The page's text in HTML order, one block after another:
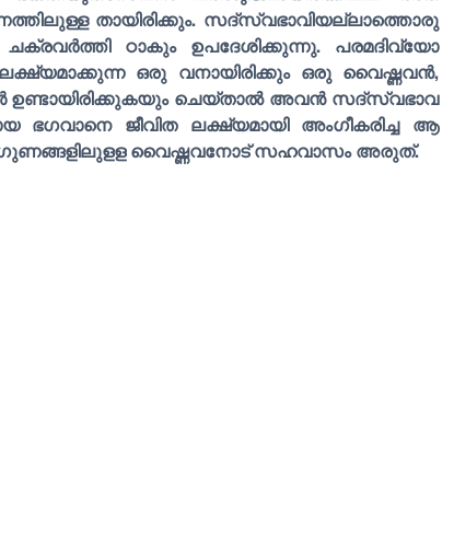
തായിരിക്കും. സദ്സ്വഭാവിയല്ലാത്തൊരു
ഠാകും ഉപദേശിക്കുന്നു. പരമദിവ്യോ
ഒരു വനായിരിക്കും ഒരു വൈഷ്ണവൻ,
ഉണ്ടായിരിക്കുകയും ചെയ്താൽ അവൻ സദ്സ്വഭാവ
ഭഗവാനെ ജീവിത ലക്ഷ്യമായി അംഗീകരിച്ച ആ
ഗുണങ്ങളിലുളള വൈഷ്ണവനോട് സഹവാസം അരുത്.